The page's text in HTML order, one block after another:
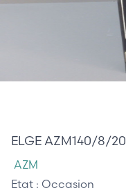
ELGE AZM140/8/20
AZM
Etat : Occasion